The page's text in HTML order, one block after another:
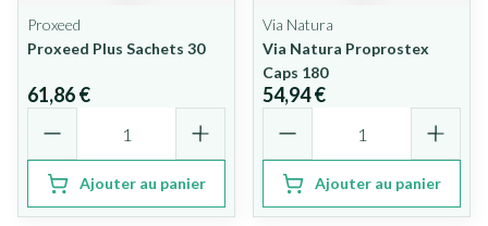
Proxeed
Proxeed Plus Sachets 30
61,86 €
Ajouter au panier
Via Natura
Via Natura Proprostex
Caps 180
54,94 €
Ajouter au panier